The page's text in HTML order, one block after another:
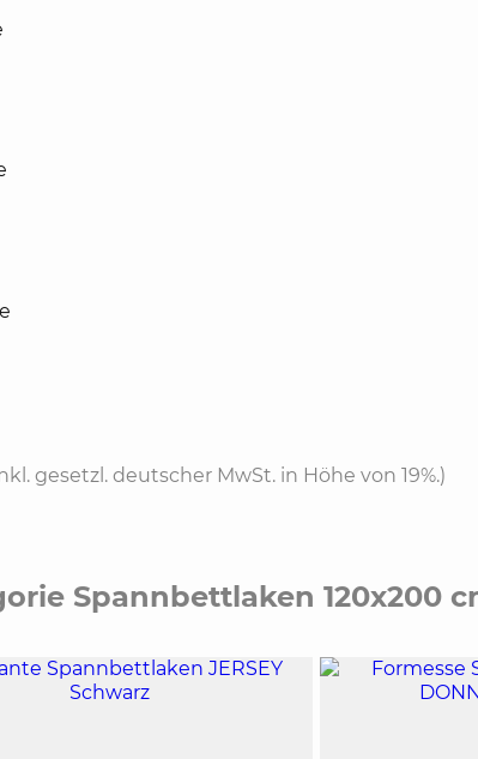
gesetzl. deutscher MwSt. in Höhe von 19%.)
Spannbettlaken 120x200